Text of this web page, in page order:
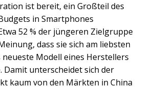
ist bereit, ein Großteil des
in Smartphones
52 % der jüngeren Zielgruppe
dass sie sich am liebsten
neueste Modell eines Herstellers
Damit unterscheidet sich der
kaum von den Märkten in China